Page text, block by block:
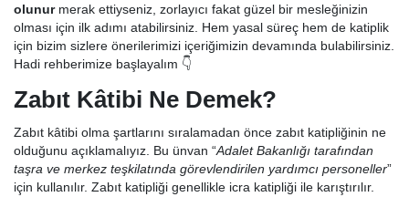
olunurmerak ettiyseniz, zorlayıcı fakat güzel bir mesleğinizin
olması için ilk adımı atabilirsiniz. Hem yasal süreç hem de katiplik
için bizim sizlere önerilerimizi içeriğimizin devamında bulabilirsiniz.
Hadi rehberimize başlayalım 👇
Zabıt Kâtibi Ne Demek?
Zabıt kâtibi olma şartlarını sıralamadan önce zabıt katipliğinin ne
olduğunu açıklamalıyız. Bu ünvan “Adalet Bakanlığı tarafından
taşra ve merkez teşkilatında görevlendirilen yardımcı personeller”
için kullanılır. Zabıt katipliği genellikle icra katipliği ile karıştırılır.